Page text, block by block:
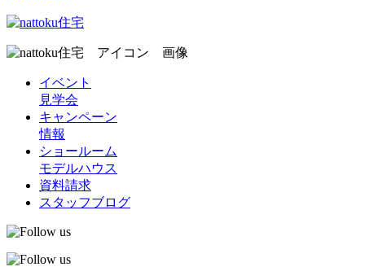
イベント
見学会
キャンペーン
情報
ショールーム
モデルハウス
資料請求
スタッフブログ